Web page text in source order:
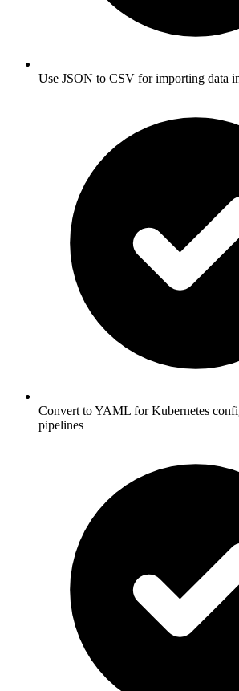
Use JSON to CSV for importing data
Convert to YAML for Kubernetes
pipelines